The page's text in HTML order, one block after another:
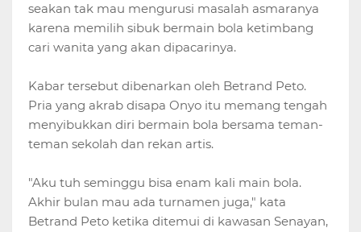
seakan tak mau mengurusi masalah asmaranya
karena memilih sibuk bermain bola ketimbang
cari wanita yang akan dipacarinya.
Kabar tersebut dibenarkan oleh Betrand Peto.
Pria yang akrab disapa Onyo itu memang tengah
menyibukkan diri bermain bola bersama teman-
teman sekolah dan rekan artis.
"Aku tuh seminggu bisa enam kali main bola.
Akhir bulan mau ada turnamen juga," kata
Betrand Peto ketika ditemui di kawasan Senayan,